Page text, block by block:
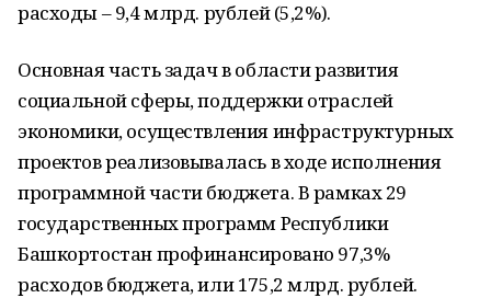
расходы – 9,4 млрд. рублей (5,2%).
Основная часть задач в области развития
социальной сферы, поддержки отраслей
экономики, осуществления инфраструктурных
проектов реализовывалась в ходе исполнения
программной части бюджета. В рамках 29
государственных программ Республики
Башкортостан профинансировано 97,3%
расходов бюджета, или 175,2 млрд. рублей.